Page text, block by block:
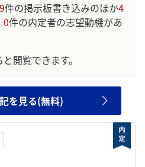
件の掲示板書き込みのほか4
0件の内定者の志望動機があ
閲覧できます。
を見る(無料)